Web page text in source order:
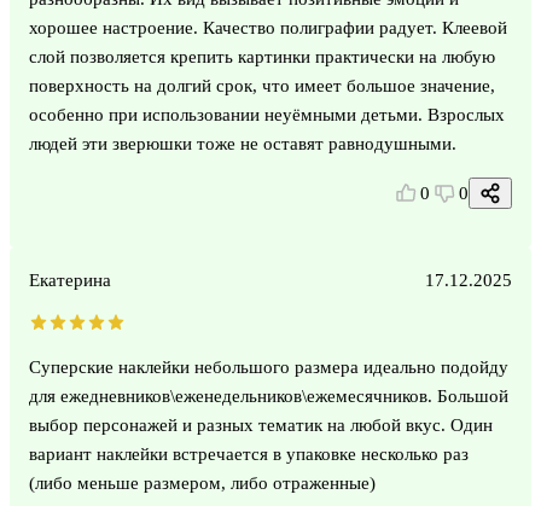
хорошее настроение. Качество полиграфии радует. Клеевой
слой позволяется крепить картинки практически на любую
поверхность на долгий срок, что имеет большое значение,
особенно при использовании неуёмными детьми. Взрослых
людей эти зверюшки тоже не оставят равнодушными.
0 0
Екатерина 17.12.2025
Суперские наклейки небольшого размера идеально подойду
для ежедневников\еженедельников\ежемесячников. Большой
выбор персонажей и разных тематик на любой вкус. Один
вариант наклейки встречается в упаковке несколько раз
(либо меньше размером, либо отраженные)